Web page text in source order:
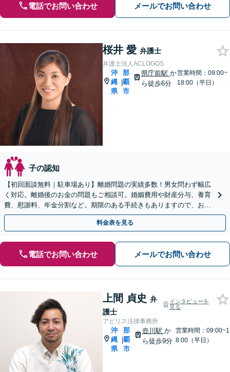
電話でお問い合わせ メールでお問い合わせ
桜井 愛 弁護士
弁護士法人ACLOGOS
沖
縄
県
|
那
覇
市
県庁前駅 か
ら徒歩6分
営業時間：09:00~
18:00（平日）
子の認知
【初回面談無料｜駐車場あり】離婚問題の実績多数！男女問わず幅広
く対応。離婚後のお金の問題もご相談可。婚姻費用や財産分与、養育
費、慰謝料、年金分割など。期限のある手続きもありますので、お早
めにご相談ください【WEB面談可】
料金表を見る
電話でお問い合わせ メールでお問い合わせ
上間 貞史 弁
護士
インタビューを
見る
アビリス法律事務所
沖
縄
県
|
那
覇
市
壺川駅 か
ら徒歩9分
営業時間：09:00~1
8:00（平日）